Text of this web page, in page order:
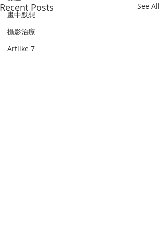
畫中默想
攝影治療
Artlike 7
Recent Posts See All